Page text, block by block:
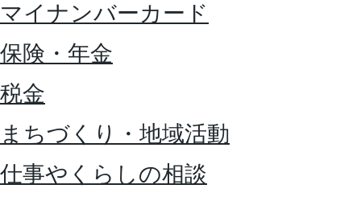
マイナンバーカード
保険・年金
税金
まちづくり・地域活動
仕事やくらしの相談